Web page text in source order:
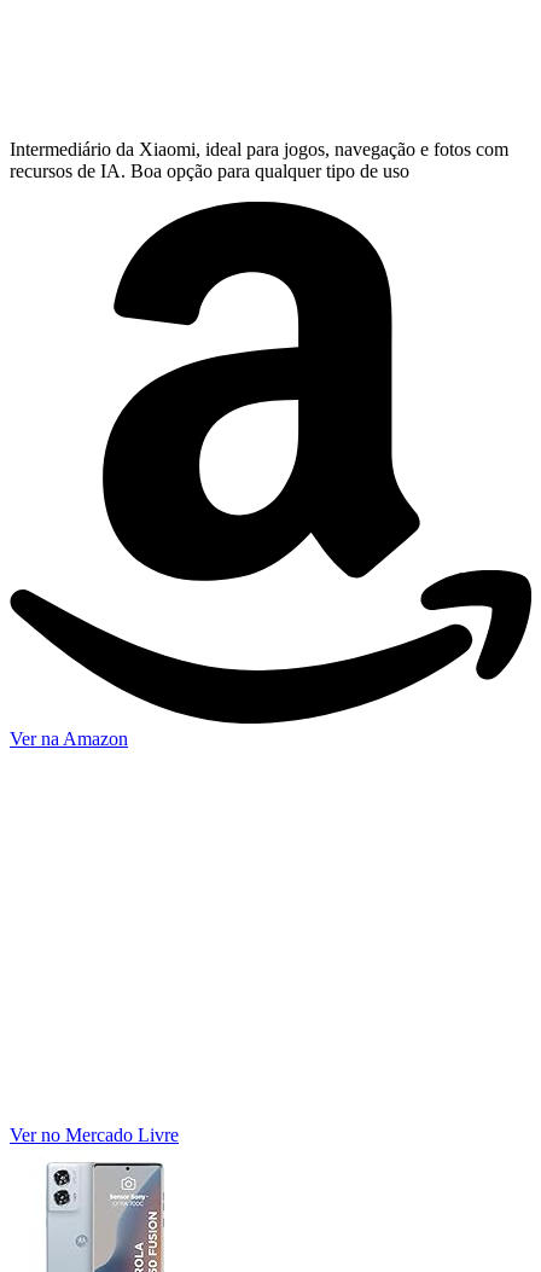
Intermediário da Xiaomi, ideal para jogos, navegação e fotos com
recursos de IA. Boa opção para qualquer tipo de uso
Ver na Amazon
Ver no Mercado Livre